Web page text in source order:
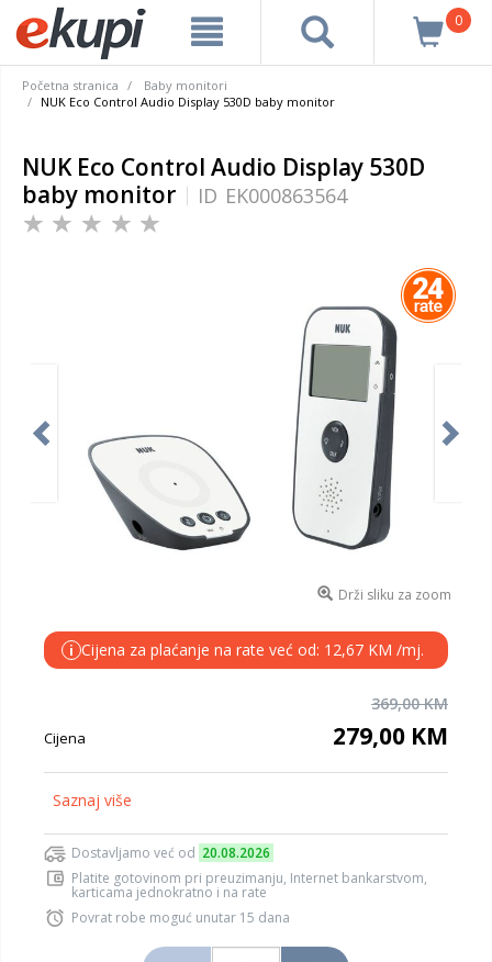
0
Početna stranica
Baby monitori
NUK Eco Control Audio Display 530D baby monitor
NUK Eco Control Audio Display 530D
baby monitor
ID EK000863564
Drži sliku za zoom
i Cijena za plaćanje na rate već od: 12,67 KM /mj.
369,00 KM
Cijena 279,00 KM
Saznaj više
Dostavljamo već od 20.08.2026
Platite gotovinom pri preuzimanju, Internet bankarstvom,
karticama jednokratno i na rate
Povrat robe moguć unutar 15 dana